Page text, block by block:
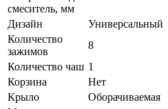
смеситель, мм
Дизайн
Универсальный
Количество
зажимов
8
Количество чаш 1
Корзина
Нет
Крыло
Оборачиваемая